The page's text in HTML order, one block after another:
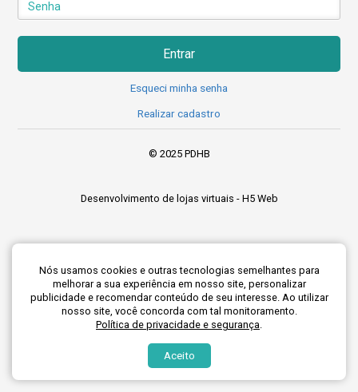
Entrar
Esqueci minha senha
Realizar cadastro
© 2025 PDHB
Desenvolvimento de lojas virtuais - H5 Web
Nós usamos cookies e outras tecnologias semelhantes para
melhorar a sua experiência em nosso site, personalizar
publicidade e recomendar conteúdo de seu interesse. Ao utilizar
nosso site, você concorda com tal monitoramento.
Política de privacidade e segurança.
Aceito